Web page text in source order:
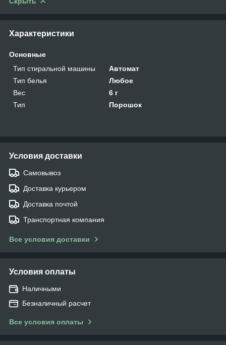
Характеристики
Основные
Тип стиральной машины
Автомат
Тип белья
Любое
Вес
6 г
Тип
Порошок
Условия доставки
Самовывоз
Доставка курьером
Доставка почтой
Транспортная компания
Все условия доставки
Условия оплаты
Наличными
Безналичный расчет
Все условия оплаты